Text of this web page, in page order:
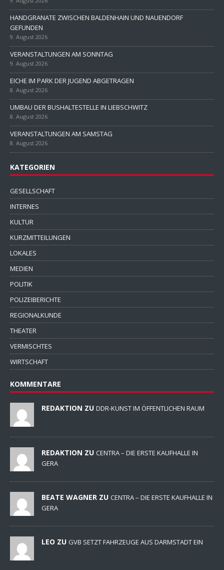
HANDGRANATE ZWISCHEN BALDENHAIN UND NAUENDORF
GEFUNDEN
9. August 2026
VERANSTALTUNGEN AM SONNTAG
9. August 2026
EICHE IM PARK DER JUGEND ABGETRAGEN
8. August 2026
UMBAU DER BUSHALTESTELLE IN LIEBSCHWITZ
8. August 2026
VERANSTALTUNGEN AM SAMSTAG
8. August 2026
KATEGORIEN
GESELLSCHAFT
INTERNES
KULTUR
KURZMITTEILUNGEN
LOKALES
MEDIEN
POLITIK
POLIZEIBERICHTE
REGIONALKUNDE
THEATER
VERMISCHTES
WIRTSCHAFT
KOMMENTARE
REDAKTION ZU DDR-KUNST IM ÖFFENTLICHEN RAUM
REDAKTION ZU CENTRA – DIE ERSTE KAUFHALLE IN
GERA
BEATE WAGNER ZU CENTRA – DIE ERSTE KAUFHALLE IN
GERA
LEO ZU GVB SETZT FAHRZEUGE AUS DARMSTADT EIN